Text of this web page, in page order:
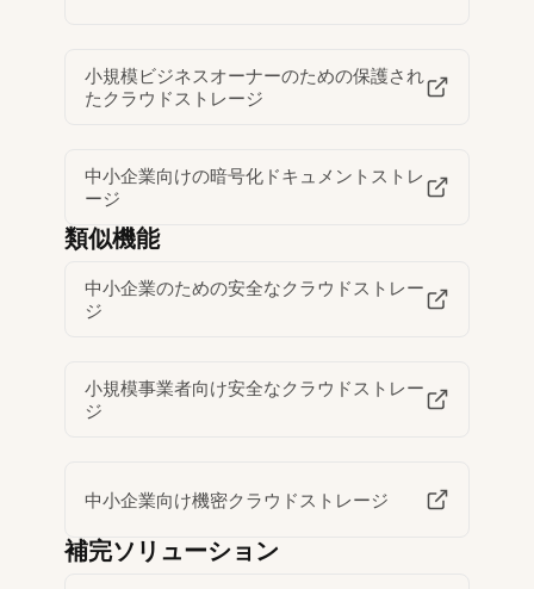
小規模ビジネスオーナーのための保護され
たクラウドストレージ
中小企業向けの暗号化ドキュメントストレ
ージ
類似機能
中小企業のための安全なクラウドストレー
ジ
小規模事業者向け安全なクラウドストレー
ジ
中小企業向け機密クラウドストレージ
補完ソリューション